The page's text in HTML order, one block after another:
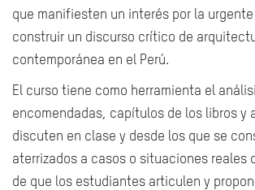
que manifiesten un interés por la
construir un discurso crítico de
contemporánea en el Perú.
El curso tiene como herramienta el
encomendadas, capítulos de los libros y
discuten en clase y desde los que se
aterrizados a casos o situaciones reales
de que los estudiantes articulen y